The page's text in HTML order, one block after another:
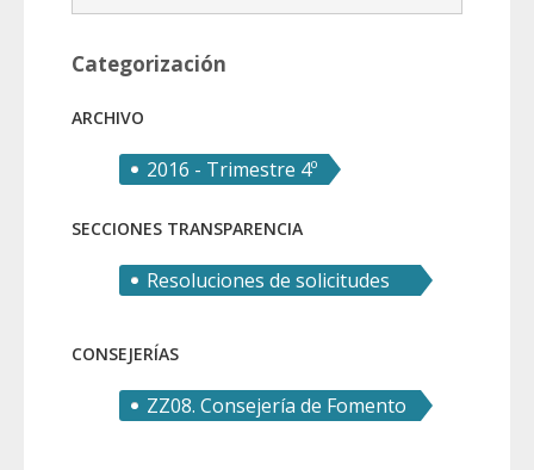
Categorización
ARCHIVO
2016 - Trimestre 4º
SECCIONES TRANSPARENCIA
Resoluciones de solicitudes
CONSEJERÍAS
ZZ08. Consejería de Fomento